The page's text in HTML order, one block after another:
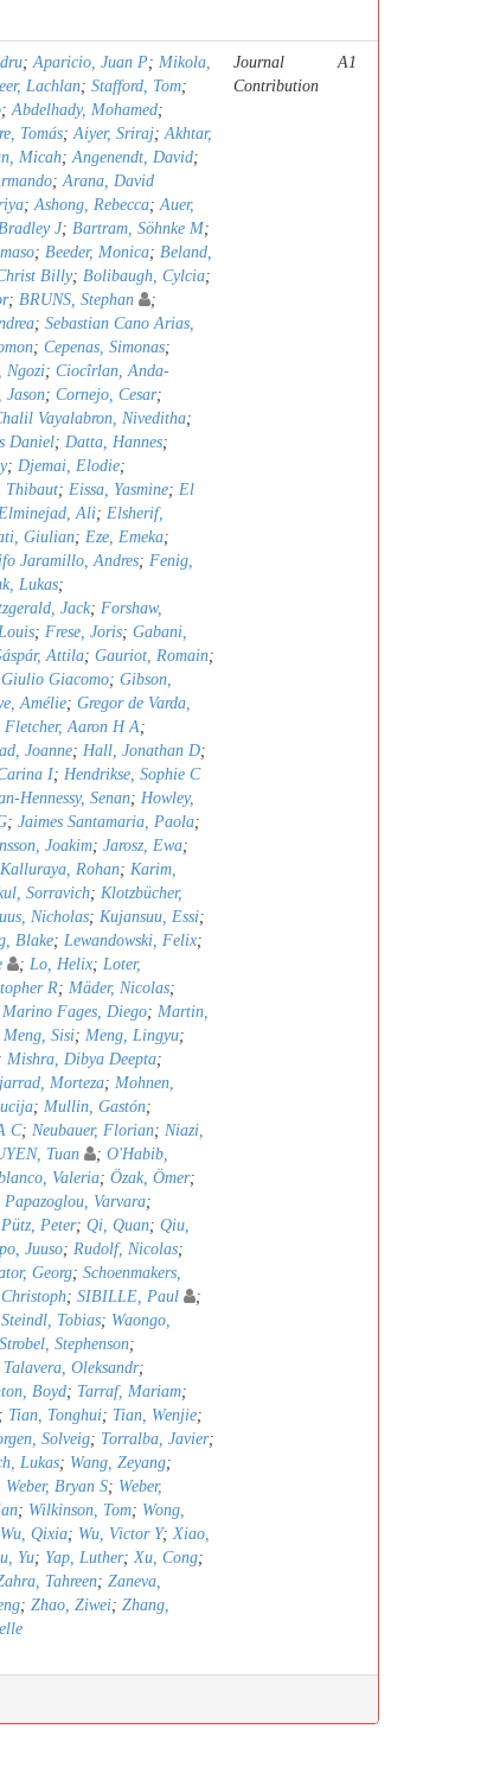
;Aparicio, Juan P; Mikola,
Lachlan; Stafford, Tom;
;Abdelhady, Mohamed;
Tomás;Aiyer, Sriraj;Akhtar,
Micah;Angenendt, David;
;Arana, David
;Ashong, Rebecca;Auer,
J; Bartram, Söhnke M;
; Beeder, Monica; Beland,
Billy; Bolibaugh, Cylcia;
; BRUNS, Stephan
;
; Sebastian Cano Arias,
; Cepenas, Simonas;
Ngozi; Ciocîrlan, Anda-
Jason; Cornejo, Cesar;
Vayalabron, Niveditha;
Daniel; Datta, Hannes;
; Djemai, Elodie;
Thibaut; Eissa, Yasmine; El
Ali; Elsherif,
Giulian; Eze, Emeka;
Jaramillo, Andres; Fenig,
Lukas;
Jack; Forshaw,
; Frese, Joris; Gabani,
Attila; Gauriot, Romain;
Giacomo; Gibson,
Amélie; Gregor de Varda,
Fletcher, Aaron H A;
Joanne; Hall, Jonathan D;
I; Hendrikse, Sophie C
Hennessy, Senan; Howley,
; Jaimes Santamaria, Paola;
Joakim; Jarosz, Ewa;
Kalluraya, Rohan; Karim,
Sorravich; Klotzbücher,
Nicholas; Kujansuu, Essi;
Blake; Lewandowski, Felix;
; Lo, Helix; Loter,
R; Mäder, Nicolas;
Marino Fages, Diego; Martin,
Meng, Sisi; Meng, Lingyu;
Mishra, Dibya Deepta;
Morteza; Mohnen,
; Mullin, Gastón;
C; Neubauer, Florian; Niazi,
Tuan ; O'Habib,
Valeria; Özak, Ömer;
Papazoglou, Varvara;
Pütz, Peter; Qi, Quan; Qiu,
Juuso; Rudolf, Nicolas;
Georg; Schoenmakers,
; SIBILLE, Paul
;
Steindl, Tobias; Waongo,
Strobel, Stephenson;
Talavera, Oleksandr;
Boyd; Tarraf, Mariam;
; Tian, Tonghui; Tian, Wenjie;
Solveig; Torralba, Javier;
Lukas; Wang, Zeyang;
Weber, Bryan S; Weber,
; Wilkinson, Tom; Wong,
Wu, Qixia; Wu, Victor Y;Xiao,
Yu; Yap, Luther;Xu, Cong;
Tahreen; Zaneva,
; Zhao, Ziwei; Zhang,
Journal
Contribution
A1